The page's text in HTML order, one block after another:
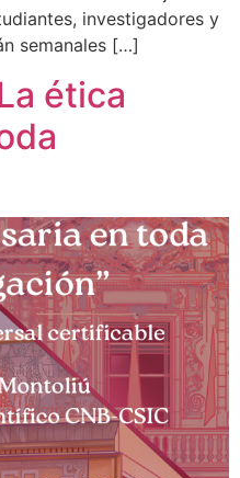
investigadores y
semanales […]
ética